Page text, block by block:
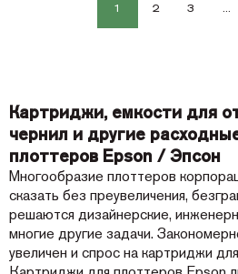
1 2 3 ...
Картриджи, емкости для
чернил и другие
плоттеров Epson / Эпсон
Многообразие плоттеров
сказать без преувеличения,
решаются дизайнерские,
многие другие задачи.
увеличен и спрос на картриджи